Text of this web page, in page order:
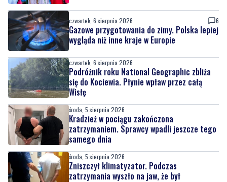
czwartek, 6 sierpnia 2026 6
Gazowe przygotowania do zimy. Polska lepiej
wygląda niż inne kraje w Europie
czwartek, 6 sierpnia 2026
Podróżnik roku National Geographic zbliża
się do Kociewia. Płynie wpław przez całą
Wisłę
środa, 5 sierpnia 2026
Kradzież w pociągu zakończona
zatrzymaniem. Sprawcy wpadli jeszcze tego
samego dnia
środa, 5 sierpnia 2026
Zniszczył klimatyzator. Podczas
zatrzymania wyszło na jaw, że był